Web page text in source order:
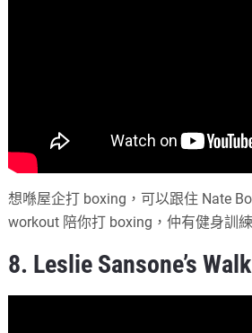
想喺屋企打 boxing，可以跟住 Nate
workout 陪你打 boxing，仲有健身訓
8. Leslie Sansone’s